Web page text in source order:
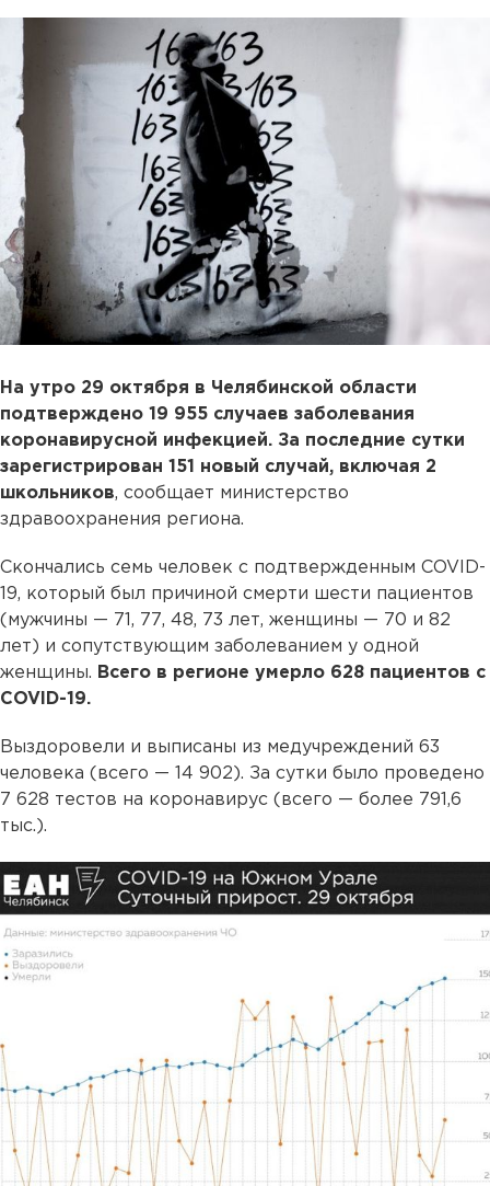
На утро 29 октября в Челябинской области
подтверждено 19 955 случаев заболевания
коронавирусной инфекцией. За последние сутки
зарегистрирован 151 новый случай, включая 2
школьников, сообщает министерство
здравоохранения региона.
Скончались семь человек с подтвержденным COVID-
19, который был причиной смерти шести пациентов
(мужчины — 71, 77, 48, 73 лет, женщины — 70 и 82
лет) и сопутствующим заболеванием у одной
женщины. Всего в регионе умерло 628 пациентов с
COVID-19.
Выздоровели и выписаны из медучреждений 63
человека (всего — 14 902). За сутки было проведено
7 628 тестов на коронавирус (всего — более 791,6
тыс.).